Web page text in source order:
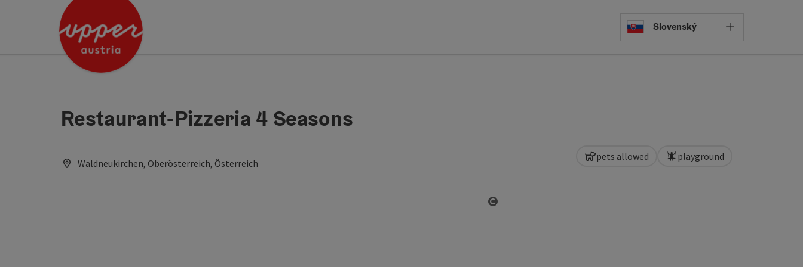
Accesskey
Accesskey
Select
Slovenský
Restaurant-Pizzeria 4 Seasons
Waldneukirchen, Oberösterreich, Österreich
pets allowed playground